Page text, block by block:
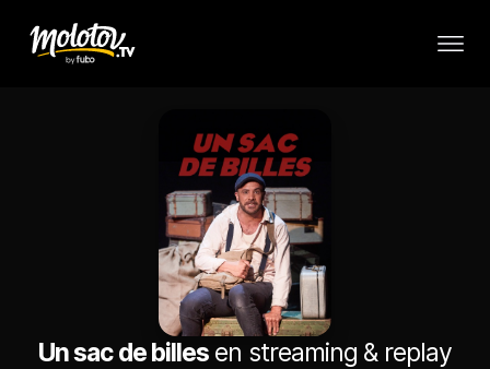
Un sac de billes en streaming & replay